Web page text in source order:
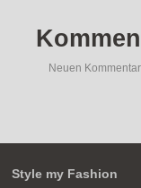
Neuen
Style my Fashion